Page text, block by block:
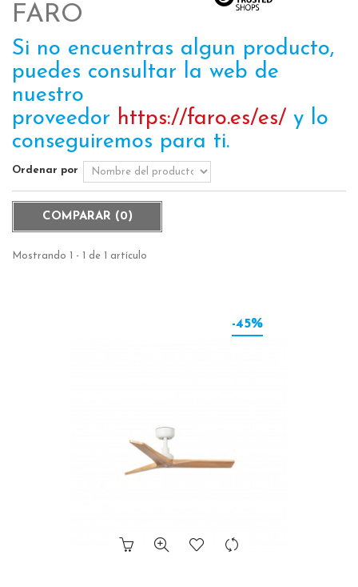
FARO
Si no encuentras algun producto,
puedes consultar la web de
nuestro
proveedor https://faro.es/es/ y lo
conseguiremos para ti.
Ordenar por
COMPARAR ( 0 )
Mostrando 1 - 1 de 1 artículo
-45%